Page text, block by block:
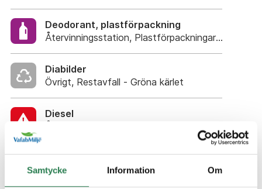
Samtycke Information Om
Deodorant, plastförpackning
Återvinningsstation, Plastförpackningar. Eller
Diabilder
Övrigt, Restavfall - Gröna kärlet
Diesel
Diskborste
Övrigt, Restavfall - Gröna kärlet